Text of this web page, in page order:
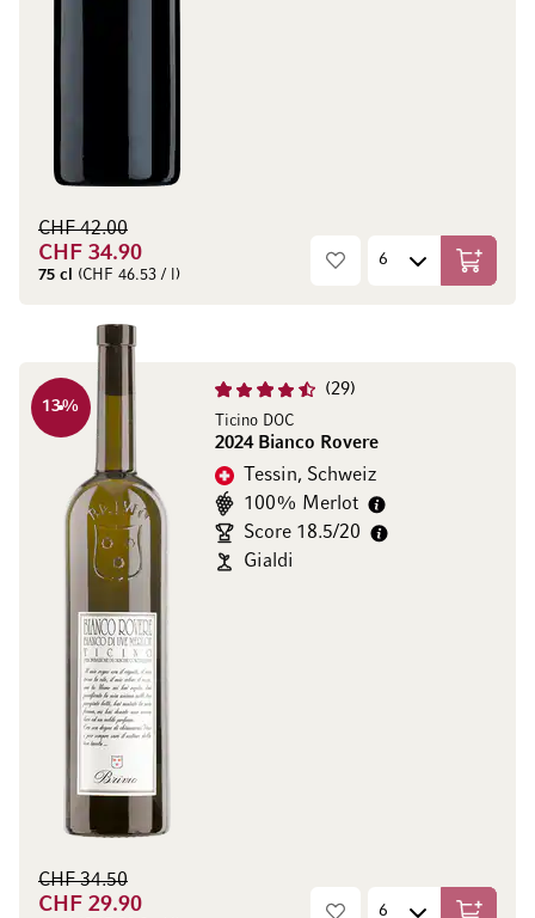
CHF 34.90
CHF 42.00
75 cl (CHF 46.53 / l) In den
29
Ticino DOC
2024 Bianco Rovere
13%
Tessin, Schweiz
100% Merlot
Score 18.5/20
Gialdi
CHF 29.90
CHF 34.50